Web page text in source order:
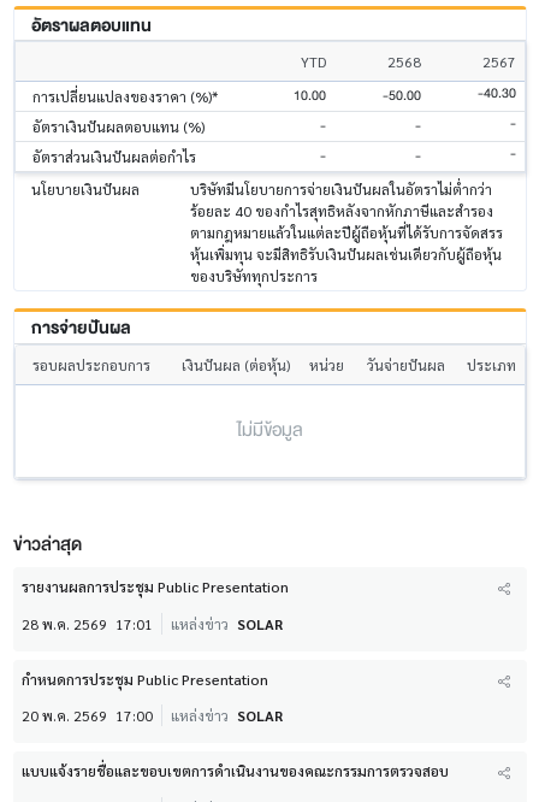
อัตราผลตอบแทน
YTD 2568
2567
การเปลี่ยนแปลงของราคา (%)*
10.00 -50.00 -40.30
อัตราเงินปันผลตอบแทน (%) - - -
อัตราส่วนเงินปันผลต่อกำไร - - -
นโยบายเงินปันผล
บริษัทมีนโยบายการจ่ายเงินปันผลในอัตราไม่ต่ำกว่า
ร้อยละ 40 ของกำไรสุทธิหลังจากหักภาษีและสํารอง
ตามกฎหมายแล้วในแต่ละปีผู้ถือหุ้นที่ได้รับการจัดสรร
หุ้นเพิ่มทุน จะมีสิทธิรับเงินปันผลเช่นเดียวกับผู้ถือหุ้น
ของบริษัททุกประการ
การจ่ายปันผล
รอบผลประกอบการ เงินปันผล (ต่อหุ้น) หน่วย วันจ่ายปันผล ประเภท
ไม่มีข้อมูล
ข่าวล่าสุด
รายงานผลการประชุม Public Presentation
28 พ.ค. 2569 17:01 แหล่งข่าว SOLAR
กำหนดการประชุม Public Presentation
20 พ.ค. 2569 17:00 แหล่งข่าว SOLAR
แบบแจ้งรายชื่อและขอบเขตการดำเนินงานของคณะกรรมการตรวจสอบ